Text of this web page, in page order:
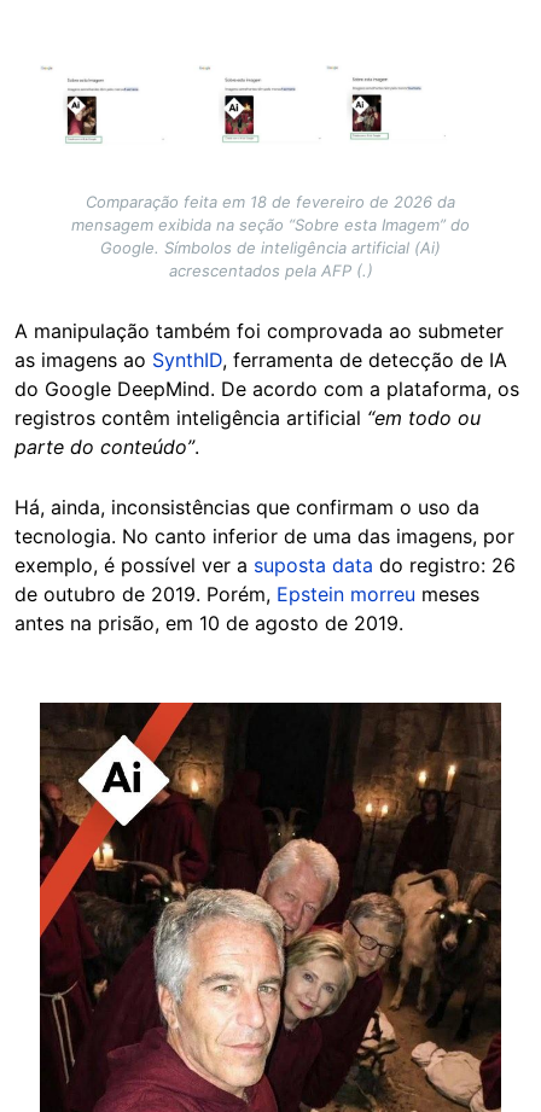
Image
Comparação feita em 18 de fevereiro de 2026 da
mensagem exibida na seção “Sobre esta Imagem” do
Google. Símbolos de inteligência artificial (Ai)
acrescentados pela AFP (.)
A manipulação também foi comprovada ao submeter
as imagens ao SynthID, ferramenta de detecção de IA
do Google DeepMind. De acordo com a plataforma, os
registros contêm inteligência artificial “em todo ou
parte do conteúdo”.
Há, ainda, inconsistências que confirmam o uso da
tecnologia. No canto inferior de uma das imagens, por
exemplo, é possível ver a suposta data do registro: 26
de outubro de 2019. Porém, Epstein morreu meses
antes na prisão, em 10 de agosto de 2019.